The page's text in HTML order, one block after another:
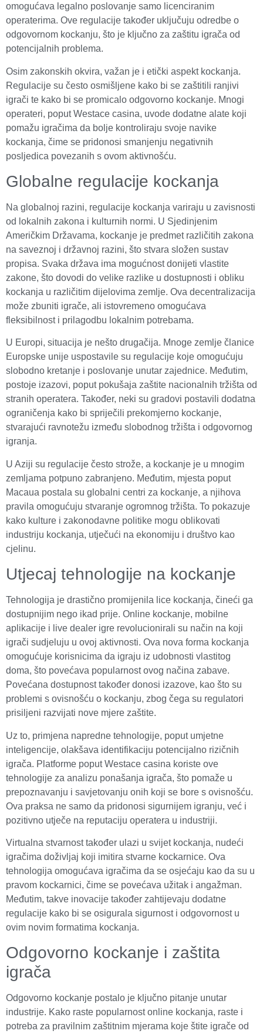
omogućava legalno poslovanje samo licenciranim
operaterima. Ove regulacije također uključuju odredbe o
odgovornom kockanju, što je ključno za zaštitu igrača od
potencijalnih problema.
Osim zakonskih okvira, važan je i etički aspekt kockanja.
Regulacije su često osmišljene kako bi se zaštitili ranjivi
igrači te kako bi se promicalo odgovorno kockanje. Mnogi
operateri, poput Westace casina, uvode dodatne alate koji
pomažu igračima da bolje kontroliraju svoje navike
kockanja, čime se pridonosi smanjenju negativnih
posljedica povezanih s ovom aktivnošću.
Globalne regulacije kockanja
Na globalnoj razini, regulacije kockanja variraju u zavisnosti
od lokalnih zakona i kulturnih normi. U Sjedinjenim
Američkim Državama, kockanje je predmet različitih zakona
na saveznoj i državnoj razini, što stvara složen sustav
propisa. Svaka država ima mogućnost donijeti vlastite
zakone, što dovodi do velike razlike u dostupnosti i obliku
kockanja u različitim dijelovima zemlje. Ova decentralizacija
može zbuniti igrače, ali istovremeno omogućava
fleksibilnost i prilagodbu lokalnim potrebama.
U Europi, situacija je nešto drugačija. Mnoge zemlje članice
Europske unije uspostavile su regulacije koje omogućuju
slobodno kretanje i poslovanje unutar zajednice. Međutim,
postoje izazovi, poput pokušaja zaštite nacionalnih tržišta od
stranih operatera. Također, neki su gradovi postavili dodatna
ograničenja kako bi spriječili prekomjerno kockanje,
stvarajući ravnotežu između slobodnog tržišta i odgovornog
igranja.
U Aziji su regulacije često strože, a kockanje je u mnogim
zemljama potpuno zabranjeno. Međutim, mjesta poput
Macaua postala su globalni centri za kockanje, a njihova
pravila omogućuju stvaranje ogromnog tržišta. To pokazuje
kako kulture i zakonodavne politike mogu oblikovati
industriju kockanja, utječući na ekonomiju i društvo kao
cjelinu.
Utjecaj tehnologije na kockanje
Tehnologija je drastično promijenila lice kockanja, čineći ga
dostupnijim nego ikad prije. Online kockanje, mobilne
aplikacije i live dealer igre revolucionirali su način na koji
igrači sudjeluju u ovoj aktivnosti. Ova nova forma kockanja
omogućuje korisnicima da igraju iz udobnosti vlastitog
doma, što povećava popularnost ovog načina zabave.
Povećana dostupnost također donosi izazove, kao što su
problemi s ovisnošću o kockanju, zbog čega su regulatori
prisiljeni razvijati nove mjere zaštite.
Uz to, primjena napredne tehnologije, poput umjetne
inteligencije, olakšava identifikaciju potencijalno rizičnih
igrača. Platforme poput Westace casina koriste ove
tehnologije za analizu ponašanja igrača, što pomaže u
prepoznavanju i savjetovanju onih koji se bore s ovisnošću.
Ova praksa ne samo da pridonosi sigurnijem igranju, već i
pozitivno utječe na reputaciju operatera u industriji.
Virtualna stvarnost također ulazi u svijet kockanja, nudeći
igračima doživljaj koji imitira stvarne kockarnice. Ova
tehnologija omogućava igračima da se osjećaju kao da su u
pravom kockarnici, čime se povećava užitak i angažman.
Međutim, takve inovacije također zahtijevaju dodatne
regulacije kako bi se osigurala sigurnost i odgovornost u
ovim novim formatima kockanja.
Odgovorno kockanje i zaštita
igrača
Odgovorno kockanje postalo je ključno pitanje unutar
industrije. Kako raste popularnost online kockanja, raste i
potreba za pravilnim zaštitnim mjerama koje štite igrače od